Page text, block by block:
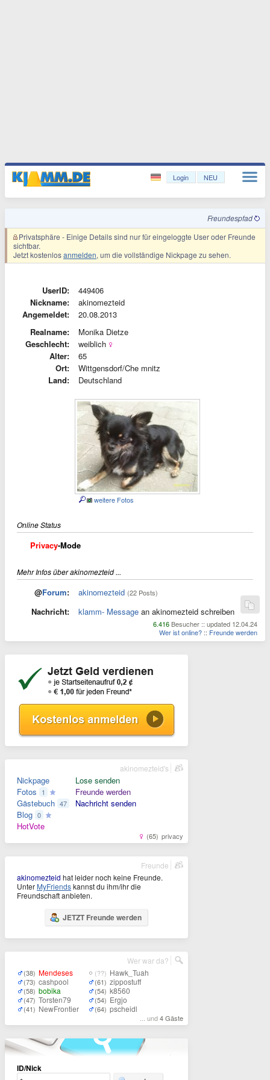
Login NEU
Freundespfad
Privatsphäre - Einige Details sind nur für eingeloggte User oder Freunde
sichtbar.
Jetzt kostenlosanmelden, um die vollständige Nickpage zu sehen.
UserID:
449406
Nickname:
akinomezteid
Angemeldet:
20.08.2013
Realname:
Monika Dietze
Geschlecht:
weiblich
Alter:
65
Ort:
Wittgensdorf/Che mnitz
Land:
Deutschland
weitere Fotos
Online Status
Privacy-Mode
Mehr Infos über akinomezteid ...
@Forum: akinomezteid (22 Posts)
Nachricht: klamm- Message an akinomezteid schreiben
6.416 Besucher :: updated 12.04.24
Wer ist online? :: Freunde werden
Nickpage
Fotos
1
Gästebuch 47
Blog 0
HotVote
Lose senden
Freunde werden
Nachricht senden
(65) privacy
akinomezteid's
akinomezteid hat leider noch keine Freunde.
Unter MyFriendskannst du ihm/ihr die
Freundschaft anbieten.
JETZT Freunde werden
Freunde
(38) Mendeses
(73) cashpool
(58) bobika
(47) Torsten79
(41) NewFrontier
(??) Hawk_Tuah
(61) zippostuff
(54) k8560
(54) Ergjo
(64) pscheidl
... und4 Gäste
Wer war da?
ID/Nick